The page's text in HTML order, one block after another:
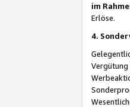
im
Erlöse.
4.
Vergütung